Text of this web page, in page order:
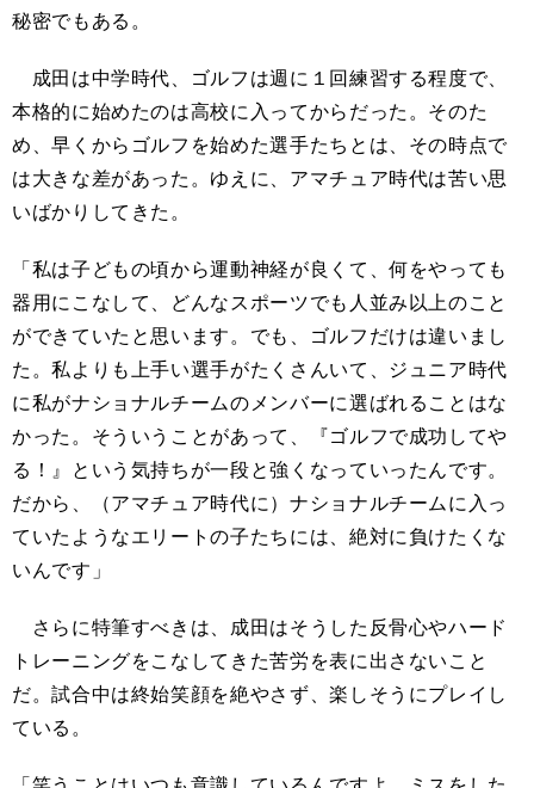
秘密でもある。
成田は中学時代、ゴルフは週に１回練習する程度で、
本格的に始めたのは高校に入ってからだった。そのた
め、早くからゴルフを始めた選手たちとは、その時点で
は大きな差があった。ゆえに、アマチュア時代は苦い思
いばかりしてきた。
「私は子どもの頃から運動神経が良くて、何をやっても
器用にこなして、どんなスポーツでも人並み以上のこと
ができていたと思います。でも、ゴルフだけは違いまし
た。私よりも上手い選手がたくさんいて、ジュニア時代
に私がナショナルチームのメンバーに選ばれることはな
かった。そういうことがあって、『ゴルフで成功してや
る！』という気持ちが一段と強くなっていったんです。
だから、（アマチュア時代に）ナショナルチームに入っ
ていたようなエリートの子たちには、絶対に負けたくな
いんです」
さらに特筆すべきは、成田はそうした反骨心やハード
トレーニングをこなしてきた苦労を表に出さないこと
だ。試合中は終始笑顔を絶やさず、楽しそうにプレイし
ている。